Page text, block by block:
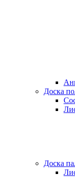
Доска
Доска